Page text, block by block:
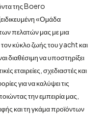
της Boero
«Ομάδα
πελατών μας με μια
κύκλο ζωής του yacht και
διαθέσιμη να υποστηρίξει
εταιρείες, σχεδιαστές και
για να καλύψει τις
την εμπειρία μας,
και τη γκάμα προϊόντων